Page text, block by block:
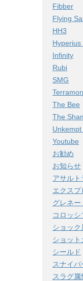
Fibber
Flying
HH3
Hyperius
Infinity
Rubi
SMG
The Bee
The
Youtube
お勧め
お知らせ
アサル
エクスプ
グレネー
コロッシ
ショック
ショット
シールド
スナイ
スラグ属